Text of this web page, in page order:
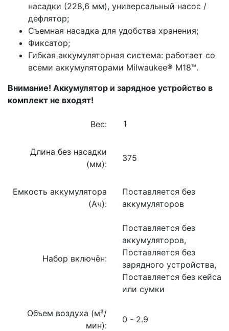
насадки (228,6 мм), универсальный насос /
дефлятор;
Съемная насадка для удобства хранения;
Фиксатор;
Гибкая аккумуляторная система: работает со
всеми аккумуляторами Milwaukee® М18™.
Внимание! Аккумулятор и зарядное устройство в
комплект не входят!
Вес:
Длина без насадки
(мм):
375
Емкость аккумулятора
(Ач):
Поставляется без
аккумуляторов
Набор включён:
Поставляется без
аккумуляторов,
Поставляется без
зарядного устройства,
Поставляется без кейса
или сумки
Объем воздуха (м³/
мин):
0 - 2.9